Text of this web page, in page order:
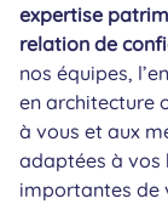
expertise
relation de
nos équipes,
en architecture
à vous et aux
adaptées à vos
importantes de